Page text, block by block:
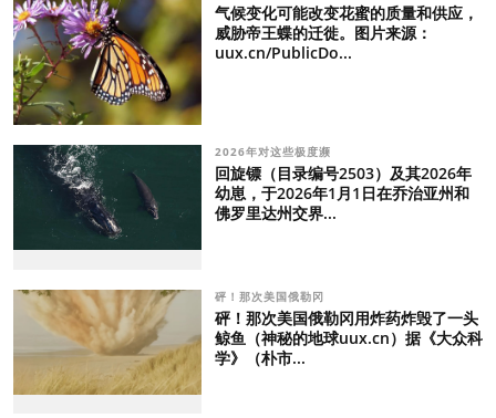
气候变化可能改变花蜜的质量和供应，
威胁帝王蝶的迁徙。图片来源：
uux.cn/PublicDo...
2026年对这些极度濒
回旋镖（目录编号2503）及其2026年
幼崽，于2026年1月1日在乔治亚州和
佛罗里达州交界...
砰！那次美国俄勒冈
砰！那次美国俄勒冈用炸药炸毁了一头
鲸鱼（神秘的地球uux.cn）据《大众科
学》（朴市...